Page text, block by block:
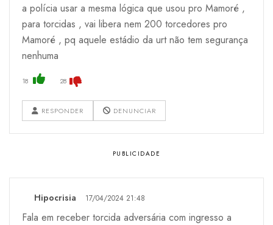
a polícia usar a mesma lógica que usou pro Mamoré ,
para torcidas , vai libera nem 200 torcedores pro
Mamoré , pq aquele estádio da urt não tem segurança
nenhuma
18 28
RESPONDER DENUNCIAR
Hipocrisia 17/04/2024 21:48
Fala em receber torcida adversária com ingresso a